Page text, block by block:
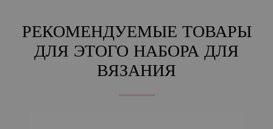
РЕКОМЕНДУЕМЫЕ ТОВАРЫ
ДЛЯ ЭТОГО НАБОРА ДЛЯ
ВЯЗАНИЯ